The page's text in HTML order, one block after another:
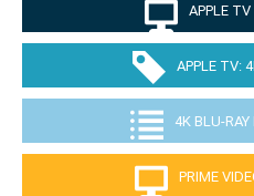
APPLE
APPLE TV:
4K BLU-
PRIME